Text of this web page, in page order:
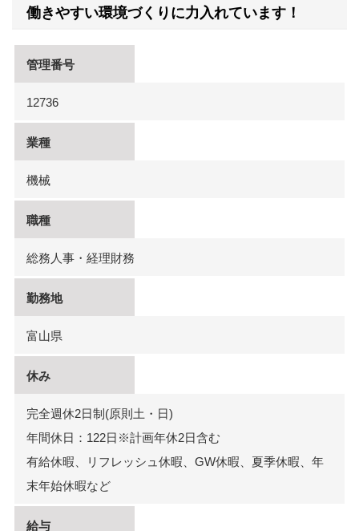
働きやすい環境づくりに力入れています！
管理番号
12736
業種
機械
職種
総務人事・経理財務
勤務地
富山県
休み
完全週休2日制(原則土・日)
年間休日：122日※計画年休2日含む
有給休暇、リフレッシュ休暇、GW休暇、夏季休暇、年
末年始休暇など
給与